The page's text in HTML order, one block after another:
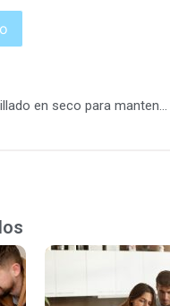
Consejos sobre cepillado en seco para mantener la piel limpia y saludable